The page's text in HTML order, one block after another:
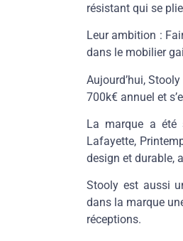
résistant qui se
Leur ambition :
dans le mobilier
Aujourd’hui,
700k€ annuel et
La marque a été
Lafayette,
design et durable,
Stooly est aussi
dans la marque
réceptions.